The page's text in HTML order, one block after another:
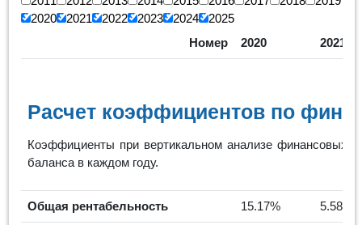
2020
2021 2022 2023 2024
2025
Номер
2020 2021
Расчет коэффициентов по
Коэффициенты при вертикальном анализе финансовых
баланса в каждом году.
Общая рентабельность 15.17% 5.58%